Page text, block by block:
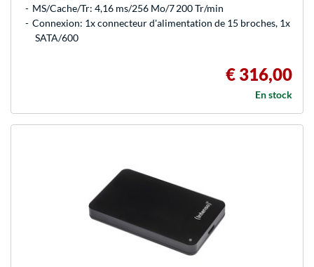
MS/Cache/Tr: 4,16 ms/256 Mo/7 200 Tr/min
Connexion: 1x connecteur d'alimentation de 15 broches, 1x
SATA/600
€ 316,00
En stock